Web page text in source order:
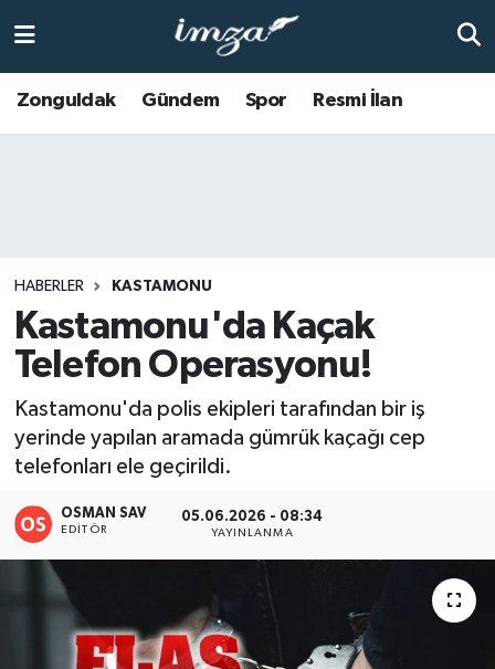
Zonguldak Gündem Spor Resmi İlan
HABERLER KASTAMONU
Kastamonu'da Kaçak
Telefon Operasyonu!
Kastamonu'da polis ekipleri tarafından bir iş
yerinde yapılan aramada gümrük kaçağı cep
telefonları ele geçirildi.
OSMAN SAV
EDITÖR
05.06.2026 - 08:34
YAYINLANMA
Anasayfa
KİLİMLİ
BARTIN
BOLU
ÇAYCUMA
DEVREK
DÜZCE
EREĞLİ
Zonguldak Hava Durumu
Tüm Manşetler
Son Dakika Haberleri
Haber Arşivi